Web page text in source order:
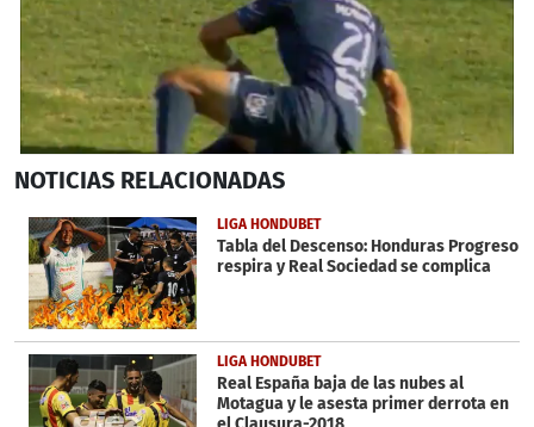
seconds
41
seconds
NOTICIAS RELACIONADAS
LIGA HONDUBET
Tabla del Descenso: Honduras Progreso
respira y Real Sociedad se complica
LIGA HONDUBET
Real España baja de las nubes al
Motagua y le asesta primer derrota en